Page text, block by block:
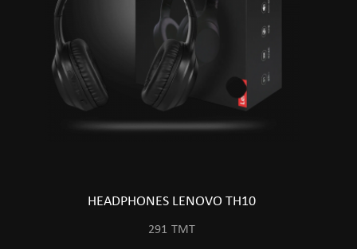
HEADPHONES LENOVO TH10
291 TMT